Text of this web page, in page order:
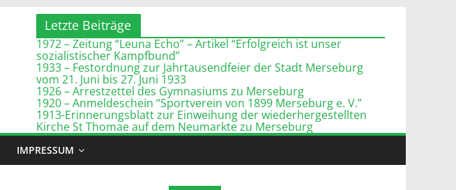
Letzte Beiträge
1972 – Zeitung “Leuna Echo” – Artikel “Erfolgreich ist unser
sozialistischer Kampfbund”
1933 – Festordnung zur Jahrtausendfeier der Stadt Merseburg
vom 21. Juni bis 27. Juni 1933
1926 – Arrestzettel des Gymnasiums zu Merseburg
1920 – Anmeldeschein “Sportverein von 1899 Merseburg e. V.”
1913-Erinnerungsblatt zur Einweihung der wiederhergestellten
Kirche St Thomae auf dem Neumarkte zu Merseburg
IMPRESSUM